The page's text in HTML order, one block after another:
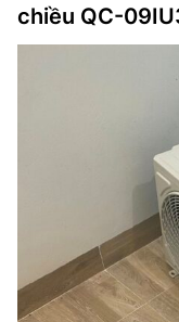
chiều QC-